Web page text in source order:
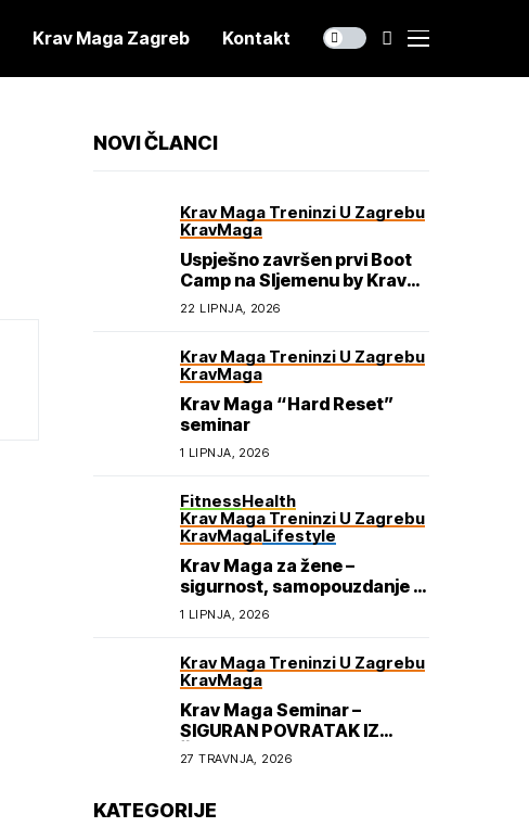
Krav Maga Zagreb Kontakt
NOVI ČLANCI
Krav Maga Treninzi U Zagrebu
KravMaga
Uspješno završen prvi Boot
Camp na Sljemenu by Krav
Maga Academy
22 LIPNJA, 2026
Krav Maga Treninzi U Zagrebu
KravMaga
Krav Maga “Hard Reset”
seminar
1 LIPNJA, 2026
FitnessHealth
Krav Maga Treninzi U Zagrebu
KravMagaLifestyle
Krav Maga za žene –
sigurnost, samopouzdanje i
osnaživanje
1 LIPNJA, 2026
Krav Maga Treninzi U Zagrebu
KravMaga
Krav Maga Seminar –
SIGURAN POVRATAK IZ
ŠKOLE
27 TRAVNJA, 2026
KATEGORIJE